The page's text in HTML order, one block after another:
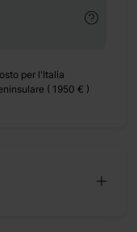
per l'Italia
( 1950 € )